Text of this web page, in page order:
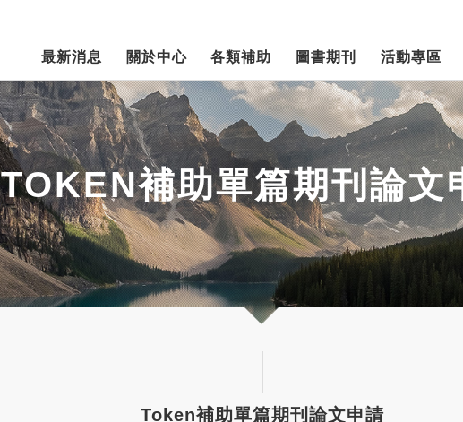
最新消息 關於中心 各類補助 圖書期刊 活動專區
TOKEN補助單篇期刊論文
Token補助單篇期刊論文申請